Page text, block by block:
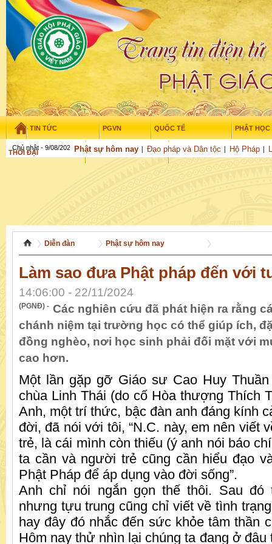
TIN TỨC PGVN QUỐC TẾ PHẬT HỌC
Phật sự hôm nay Đạo pháp và Dân tộc Hộ Pháp
THỜI ĐẠI TUỔI TRẺ NGHIÊN CỨU
Chủ nhật - 9/08/2026 – 01: 49:52
Diễn đàn Phật sự hôm nay
Làm sao đưa Phật pháp đến với
14:06:00 - 22/11/2024
(PGNĐ) - Các nghiên cứu đã phát hiện ra rằng
chánh niệm tại trường học có thể giúp ích,
đồng nghèo, nơi học sinh phải đối mặt với
cao hơn.
Một lần gặp gỡ Giáo sư Cao Huy
chùa Linh Thái (do cố Hòa thượng Thích
Anh, một trí thức, bậc đàn anh đáng kính
đời, đã nói với tôi, “N.C. này, em nên viết
trẻ, là cái mình còn thiếu (ý anh nói báo
ta cần và người trẻ cũng cần hiểu đạo
Phật Pháp để áp dụng vào đời sống”.
Anh chỉ nói ngắn gọn thế thôi. Sau đó
nhưng tựu trung cũng chỉ viết về tình
hay đây đó nhắc đến sức khỏe tâm thần
Hôm nay thử nhìn lại chúng ta đang ở đâu